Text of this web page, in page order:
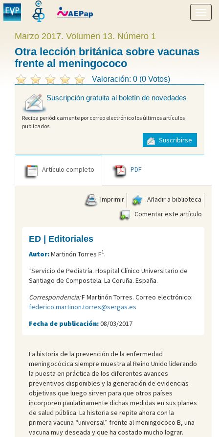
menú
Marzo 2017. Volumen 13. Número 1
Otra lección británica sobre vacunas
frente al meningococo
Valoración: 0 (0 Votos)
Suscripción gratuita al boletín de novedades
Reciba periódicamente por correo electrónico los últimos artículos
publicados
Suscribirse
Artículo completo PDF
Imprimir
Añadir a biblioteca
Comentar este artículo
ED | Editoriales
Autor:Martinón Torres F1.
1Servicio de Pediatría. Hospital Clínico Universitario de
Santiago de Compostela. La Coruña. España.
Correspondencia:F Martinón Torres. Correo electrónico:
federico.martinon.torres@sergas.es
Fecha de publicación:08/03/2017
La historia de la prevención de la enfermedad
meningocócica siempre muestra al Reino Unido liderando
la puesta en práctica de los diferentes avances
preventivos disponibles y la generación de evidencias
objetivas que luego sirven para que otros países
incorporen paulatinamente dichas medidas en sus planes
de salud pública. La historia se repite ahora con la
primera vacuna “universal” frente al meningococo B, una
vacuna muy deseada y que ha costado mucho lograr.